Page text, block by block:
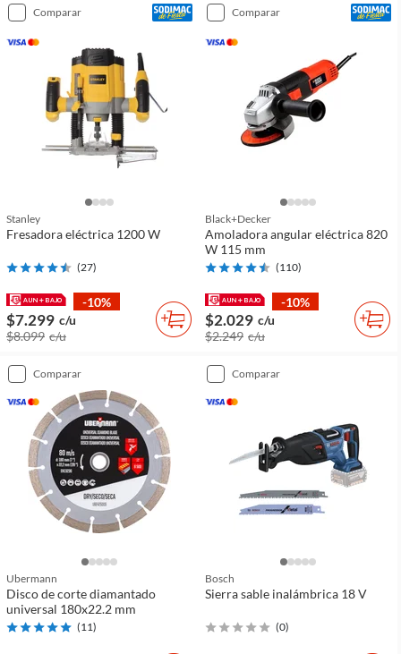
comparar
Stanley
Fresadora eléctrica 1200 W
(27)
-10%
$7.299 c/u
$8.099 c/u
comparar
Black+decker
Amoladora angular eléctrica 820
W 115 mm
(110)
-10%
$2.029 c/u
$2.249 c/u
comparar
Ubermann
Disco de corte diamantado
universal 180x22.2 mm
(11)
comparar
Bosch
Sierra sable inalámbrica 18 V
(0)